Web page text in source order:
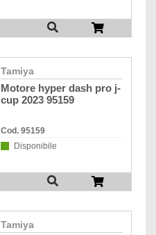
tamiya
motore hyper dash pro j-
cup 2023 95159
Cod. 95159
Disponibile
tamiya